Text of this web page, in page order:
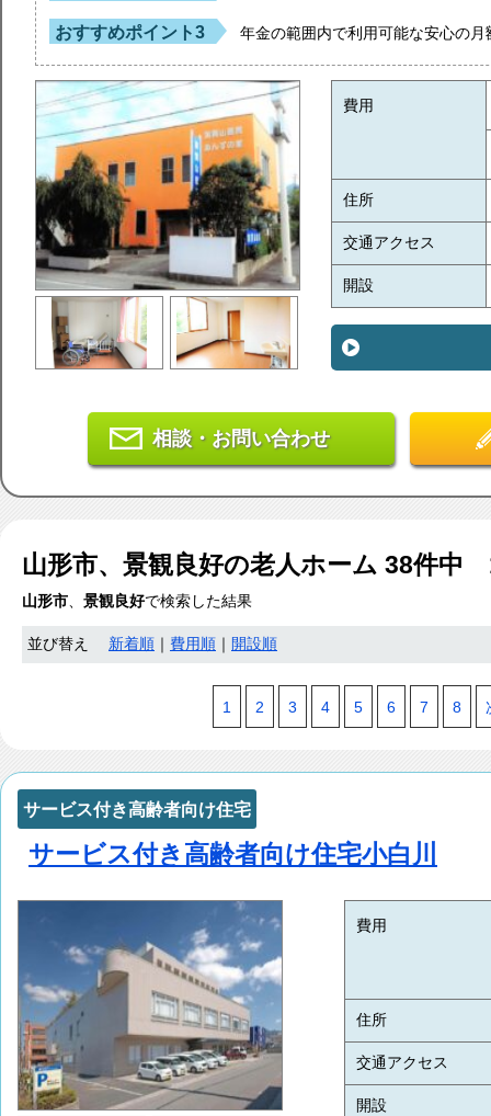
おすすめポイント3 年金の範囲内で利用可能な安心の月
費用
住所
交通アクセス
開設
相談・お問い合わせ
山形市、景観良好の老人ホーム 38件中
山形市、 景観良好で検索した結果
並び替え 新着順 費用順 開設順
1 2 3 4 5 6 7 8
サービス付き高齢者向け住宅
サービス付き高齢者向け住宅小白川
費用
住所
交通アクセス
開設